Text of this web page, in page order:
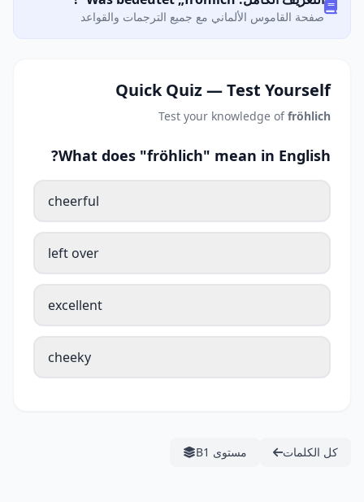
صفحة القاموس الألماني مع جميع الترجمات والقواعد
Quick Quiz — Test Yourself
Test your knowledge offröhlich
What does "fröhlich" mean in English?
cheerful
left over
excellent
cheeky
كل الكلمات مستوى B1